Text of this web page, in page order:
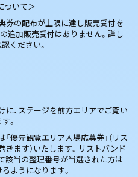
ついて＞
券の配布が上限に達し販売受付を
追加販売受付はありません。詳し
ください。
に、ステージを前方エリアでご覧い
。
優先観覧エリア入場応募券」（リス
きます）いたします。リストバンド
該当の整理番号が当選された方は
ようになります。